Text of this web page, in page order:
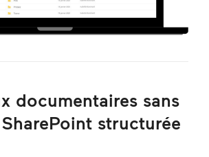
documentaires sans
structurée